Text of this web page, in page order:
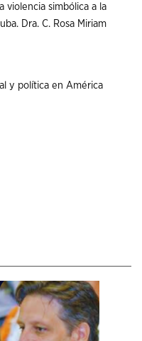
violencia simbólica a la
Dra. C. Rosa Miriam
y política en América